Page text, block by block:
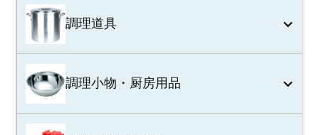
調理道具
調理小物・厨房用品